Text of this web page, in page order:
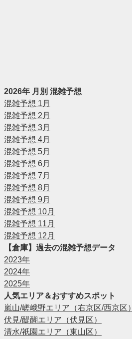
2026年 月別 混雑予想
混雑予想 1月
混雑予想 2月
混雑予想 3月
混雑予想 4月
混雑予想 5月
混雑予想 6月
混雑予想 7月
混雑予想 8月
混雑予想 9月
混雑予想 10月
混雑予想 11月
混雑予想 12月
【倉庫】過去の混雑予想データ
2023年
2024年
2025年
人気エリア＆おすすめスポット
嵐山/嵯峨野エリア（右京区/西京区）
伏見/醍醐エリア（伏見区）
清水/祇園エリア（東山区）